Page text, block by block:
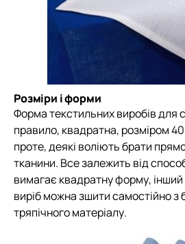
Розміри і форми
Форма текстильних виробів для
правило, квадратна, розміром
проте, деякі воліють брати
тканини. Все залежить від
вимагає квадратну форму,
виріб можна зшити самостійно з
тряпічного матеріалу.